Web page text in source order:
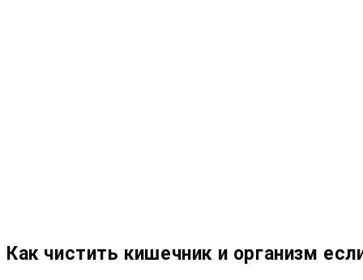
Как чистить кишечник и организм